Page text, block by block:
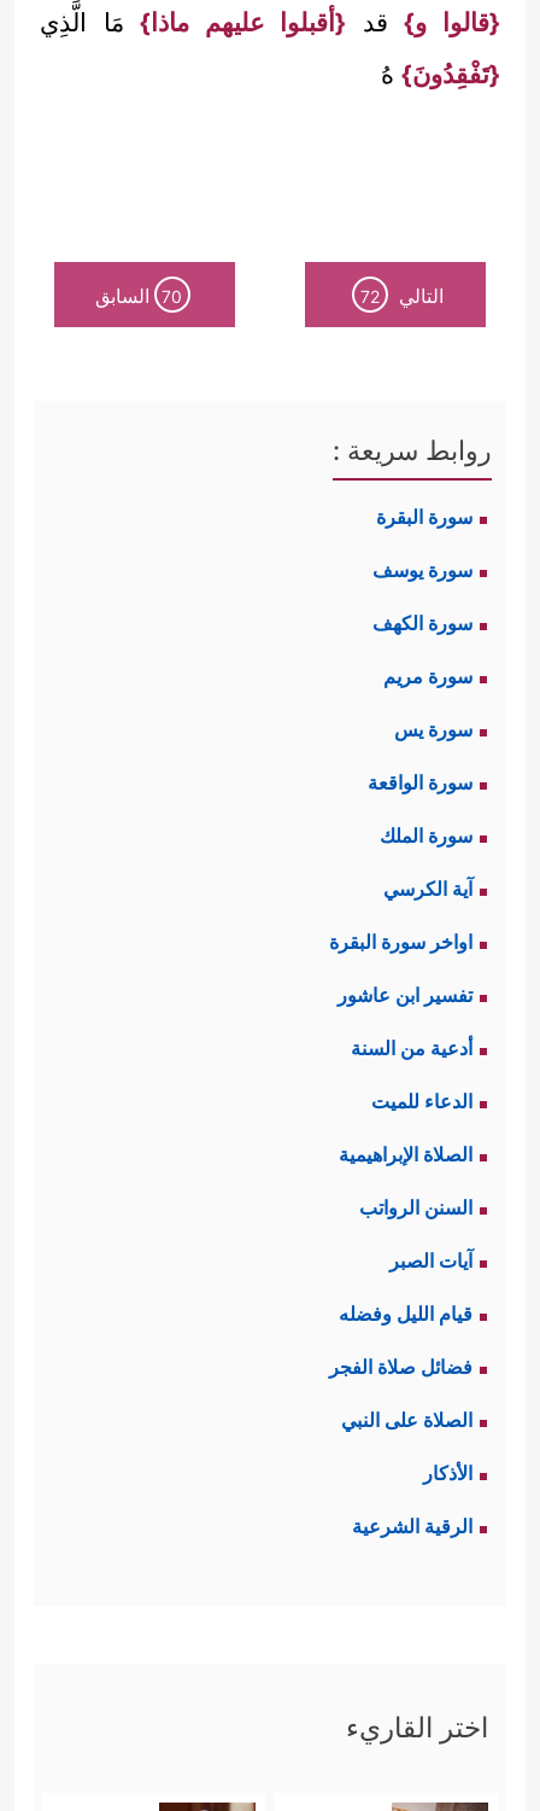
{قالوا و}قد {أقبلوا عليهم ماذا}مَا الَّذِي
{تَفْقِدُونَ} هُ
التالي 72
70 السابق
روابط سريعة :
سورة البقرة
سورة يوسف
سورة الكهف
سورة مريم
سورة يس
سورة الواقعة
سورة الملك
آية الكرسي
اواخر سورة البقرة
تفسير ابن عاشور
أدعية من السنة
الدعاء للميت
الصلاة الإبراهيمية
السنن الرواتب
آيات الصبر
قيام الليل وفضله
فضائل صلاة الفجر
الصلاة على النبي
الأذكار
الرقية الشرعية
اختر القاريء